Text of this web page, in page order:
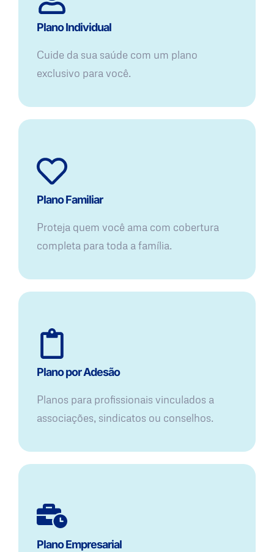
Plano Individual
Cuide da sua saúde com um plano
exclusivo para você.
Plano Familiar
Proteja quem você ama com cobertura
completa para toda a família.
Plano por Adesão
Planos para profissionais vinculados a
associações, sindicatos ou conselhos.
Plano Empresarial